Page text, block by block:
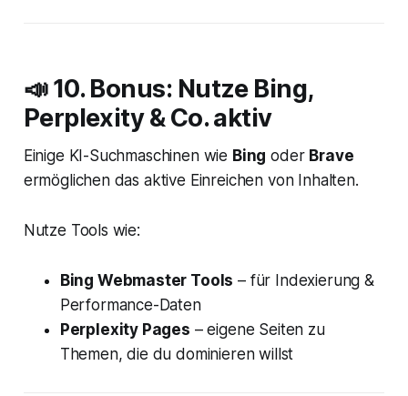
📣 10. Bonus: Nutze Bing,
Perplexity & Co. aktiv
Einige KI-Suchmaschinen wie Bing oder Brave
ermöglichen das aktive Einreichen von Inhalten.
Nutze Tools wie:
Bing Webmaster Tools – für Indexierung &
Performance-Daten
Perplexity Pages – eigene Seiten zu
Themen, die du dominieren willst